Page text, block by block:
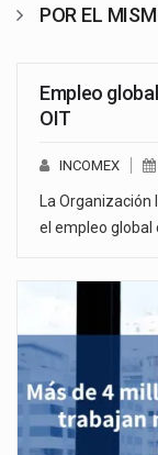
POR EL
Empleo
OIT
INCOMEX
La Organización
el empleo global